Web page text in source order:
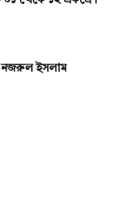
নজরুল ইসলাম